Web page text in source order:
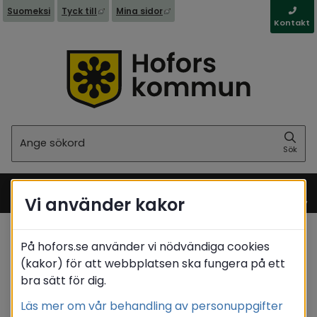
Suomeksi Tyck till Länk till annan webbplats, öppnas i nytt
Mina sidor Länk till annan webbplats,
Kontakt
Sök
Meny
Startsida Barn & utbildning
Skolskjuts
/ Växelvis boende
Vi använder kakor
På hofors.se använder vi nödvändiga cookies
(kakor) för att webbplatsen ska fungera på ett
bra sätt för dig.
Läs mer om vår behandling av personuppgifter